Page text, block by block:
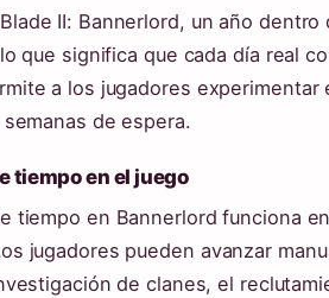
II: Bannerlord, un año
que significa que cada día real
a los jugadores
de espera.
tiempo en el juego
tiempo en Bannerlord funciona
jugadores pueden avanzar
de clanes, el